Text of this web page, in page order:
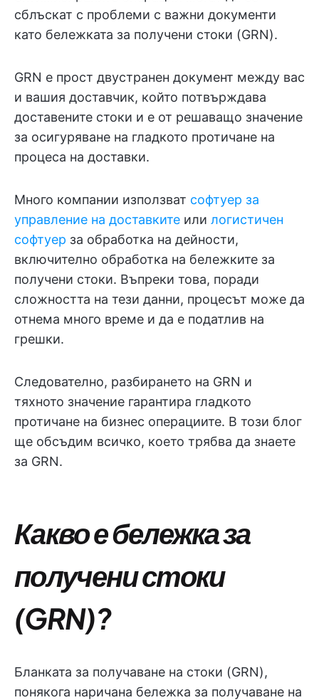
сблъскат с проблеми с важни документи
като бележката за получени стоки (GRN).
GRN е прост двустранен документ между вас
и вашия доставчик, който потвърждава
доставените стоки и е от решаващо значение
за осигуряване на гладкото протичане на
процеса на доставки.
Много компании използват софтуер за
управление на доставките или логистичен
софтуер за обработка на дейности,
включително обработка на бележките за
получени стоки. Въпреки това, поради
сложността на тези данни, процесът може да
отнема много време и да е податлив на
грешки.
Следователно, разбирането на GRN и
тяхното значение гарантира гладкото
протичане на бизнес операциите. В този блог
ще обсъдим всичко, което трябва да знаете
за GRN.
Какво е бележка за
получени стоки
(GRN)?
Бланката за получаване на стоки (GRN),
понякога наричана бележка за получаване на